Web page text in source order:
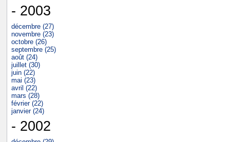
- 2003
décembre (27)
novembre (23)
octobre (26)
septembre (25)
août (24)
juillet (30)
juin (22)
mai (23)
avril (22)
mars (28)
février (22)
janvier (24)
- 2002